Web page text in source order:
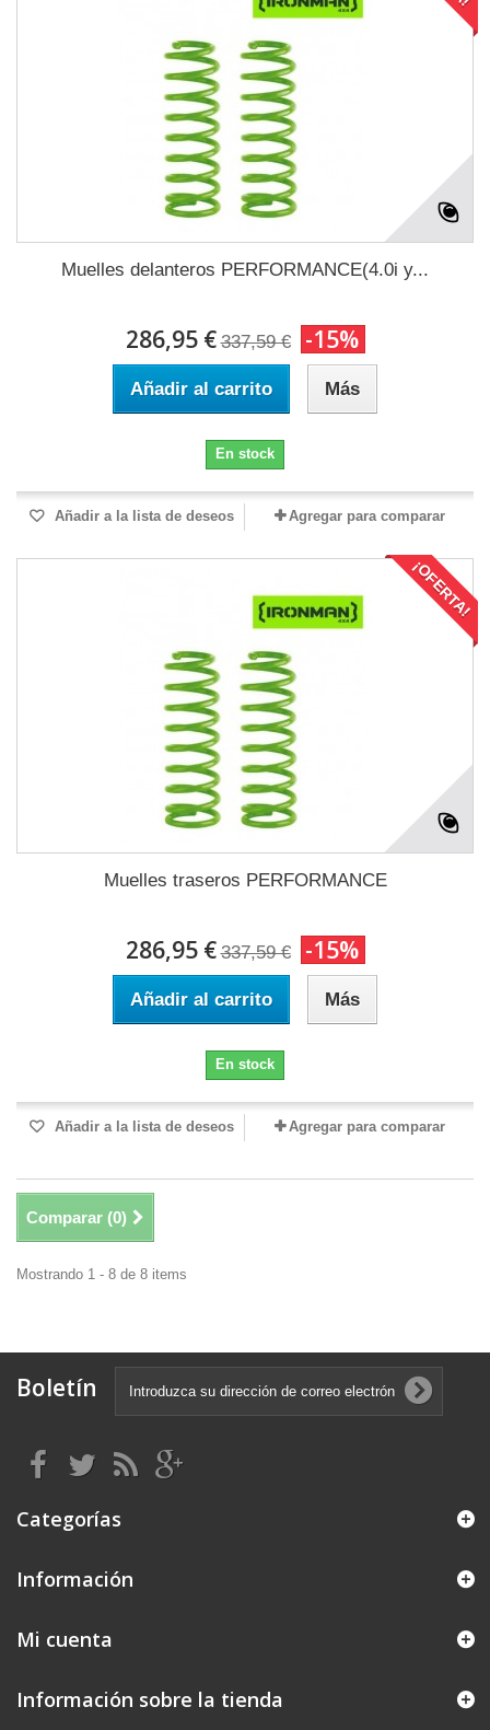
Muelles delanteros PERFORMANCE(4.0i y...
286,95 € 337,59 € -15%
Añadir al carrito Más
En stock
Añadir a la lista de deseos Agregar para comparar
¡OFERTA!
Muelles traseros PERFORMANCE
286,95 € 337,59 € -15%
Añadir al carrito Más
En stock
Añadir a la lista de deseos Agregar para comparar
Comparar (0)
Mostrando 1 - 8 de 8 items
Boletín
Categorías
Información
Mi cuenta
Información sobre la tienda